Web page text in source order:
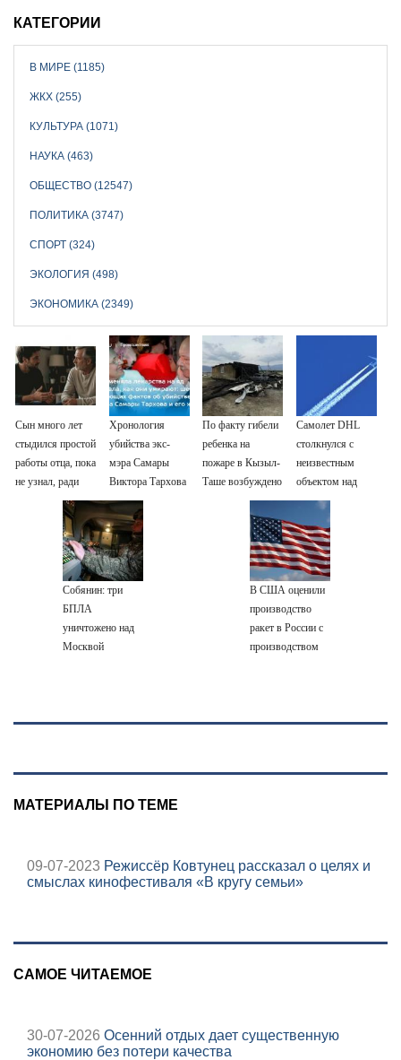
КАТЕГОРИИ
В МИРЕ (1185)
ЖКХ (255)
КУЛЬТУРА (1071)
НАУКА (463)
ОБЩЕСТВО (12547)
ПОЛИТИКА (3747)
СПОРТ (324)
ЭКОЛОГИЯ (498)
ЭКОНОМИКА (2349)
Сын много лет
стыдился простой
работы отца, пока
не узнал, ради
отказался от
история одной
Хронология
убийства экс-
мэра Самары
Виктора Тархова
и его жены: шесть
шокирующих
фактов, новые
подробности
По факту гибели
ребенка на
пожаре в Кызыл-
Таше возбуждено
уголовное дело
Самолет DHL
столкнулся с
неизвестным
объектом над
Лейпцигом -
Новости на
Вести.ru
Собянин: три
БПЛА
уничтожено над
Москвой
В США оценили
производство
ракет в России с
производством
МАТЕРИАЛЫ ПО ТЕМЕ
09-07-2023 Режиссёр Ковтунец рассказал о целях и
смыслах кинофестиваля «В кругу семьи»
САМОЕ ЧИТАЕМОЕ
30-07-2026 Осенний отдых дает существенную
экономию без потери качества